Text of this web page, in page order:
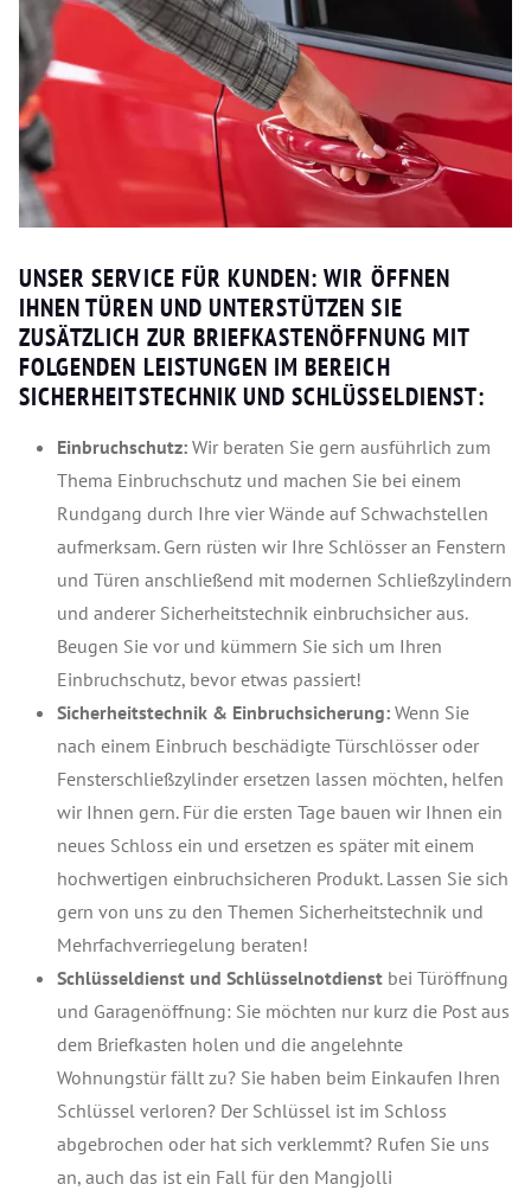
UNSER SERVICE FÜR KUNDEN: WIR ÖFFNEN
IHNEN TÜREN UND UNTERSTÜTZEN SIE
ZUSÄTZLICH ZUR BRIEFKASTENÖFFNUNG MIT
FOLGENDEN LEISTUNGEN IM BEREICH
SICHERHEITSTECHNIK UND SCHLÜSSELDIENST:
Einbruchschutz: Wir beraten Sie gern ausführlich zum
Thema Einbruchschutz und machen Sie bei einem
Rundgang durch Ihre vier Wände auf Schwachstellen
aufmerksam. Gern rüsten wir Ihre Schlösser an Fenstern
und Türen anschließend mit modernen Schließzylindern
und anderer Sicherheitstechnik einbruchsicher aus.
Beugen Sie vor und kümmern Sie sich um Ihren
Einbruchschutz, bevor etwas passiert!
Sicherheitstechnik & Einbruchsicherung: Wenn Sie
nach einem Einbruch beschädigte Türschlösser oder
Fensterschließzylinder ersetzen lassen möchten, helfen
wir Ihnen gern. Für die ersten Tage bauen wir Ihnen ein
neues Schloss ein und ersetzen es später mit einem
hochwertigen einbruchsicheren Produkt. Lassen Sie sich
gern von uns zu den Themen Sicherheitstechnik und
Mehrfachverriegelung beraten!
Schlüsseldienst und Schlüsselnotdienst bei Türöffnung
und Garagenöffnung: Sie möchten nur kurz die Post aus
dem Briefkasten holen und die angelehnte
Wohnungstür fällt zu? Sie haben beim Einkaufen Ihren
Schlüssel verloren? Der Schlüssel ist im Schloss
abgebrochen oder hat sich verklemmt? Rufen Sie uns
an, auch das ist ein Fall für den Mangjolli